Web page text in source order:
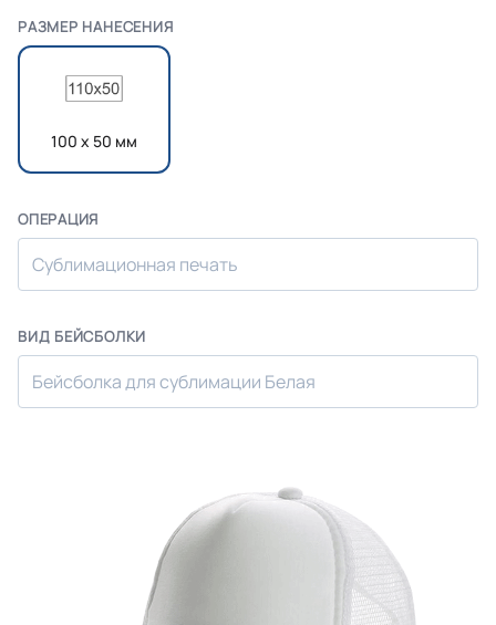
РАЗМЕР НАНЕСЕНИЯ
100 х 50 мм
ОПЕРАЦИЯ
Сублимационная печать
ВИД БЕЙСБОЛКИ
Бейсболка для сублимации Белая